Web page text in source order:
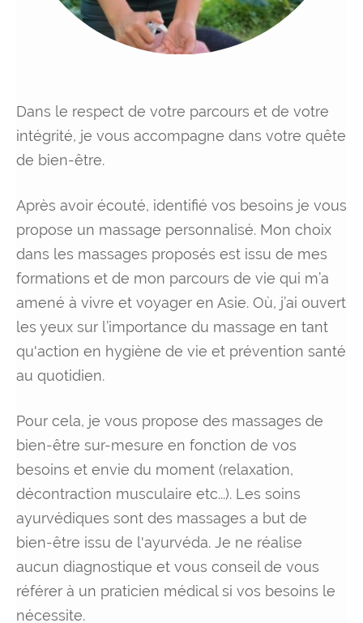
Dans le respect de votre parcours et de votre
intégrité, je vous accompagne dans votre quête
de bien-être.
Après avoir écouté, identifié vos besoins je vous
propose un massage personnalisé. Mon choix
dans les massages proposés est issu de mes
formations et de mon parcours de vie qui m’a
amené à vivre et voyager en Asie. Où, j’ai ouvert
les yeux sur l’importance du massage en tant
qu'action en hygiène de vie et prévention santé
au quotidien.
Pour cela, je vous propose des massages de
bien-être sur-mesure en fonction de vos
besoins et envie du moment (relaxation,
décontraction musculaire etc...). Les soins
ayurvédiques sont des massages a but de
bien-être issu de l'ayurvéda. Je ne réalise
aucun diagnostique et vous conseil de vous
référer à un praticien médical si vos besoins le
nécessite.